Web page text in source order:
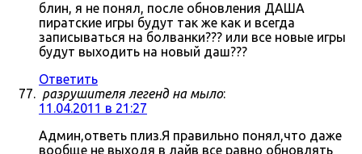
блин, я не понял, после обновления ДАША
пиратские игры будут так же как и всегда
записываться на болванки??? или все новые игры
будут выходить на новый даш???
Ответить
разрушителя легенд на мыло:
11.04.2011 в 21:27
Админ,ответь плиз.Я правильно понял,что даже
вообще не выходя в лайв все равно обновлять